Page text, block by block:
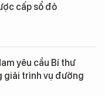
cấp sổ đỏ
yêu cầu Bí thư
giải trình vụ đường